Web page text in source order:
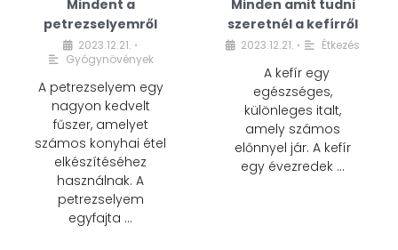
Mindent a
petrezselyemről
2023.12.21. •
Gyógynövények
A petrezselyem egy
nagyon kedvelt
fűszer, amelyet
számos konyhai étel
elkészítéséhez
használnak. A
petrezselyem
egyfajta …
Minden amit tudni
szeretnél a kefírről
2023.12.21. • Étkezés
A kefír egy
egészséges,
különleges italt,
amely számos
előnnyel jár. A kefír
egy évezredek …